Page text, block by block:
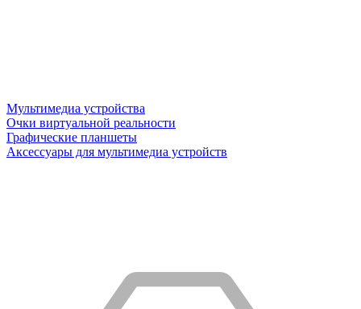
Мультимедиа устройства
Очки виртуальной реальности
Графические планшеты
Аксессуары для мультимедиа устройств